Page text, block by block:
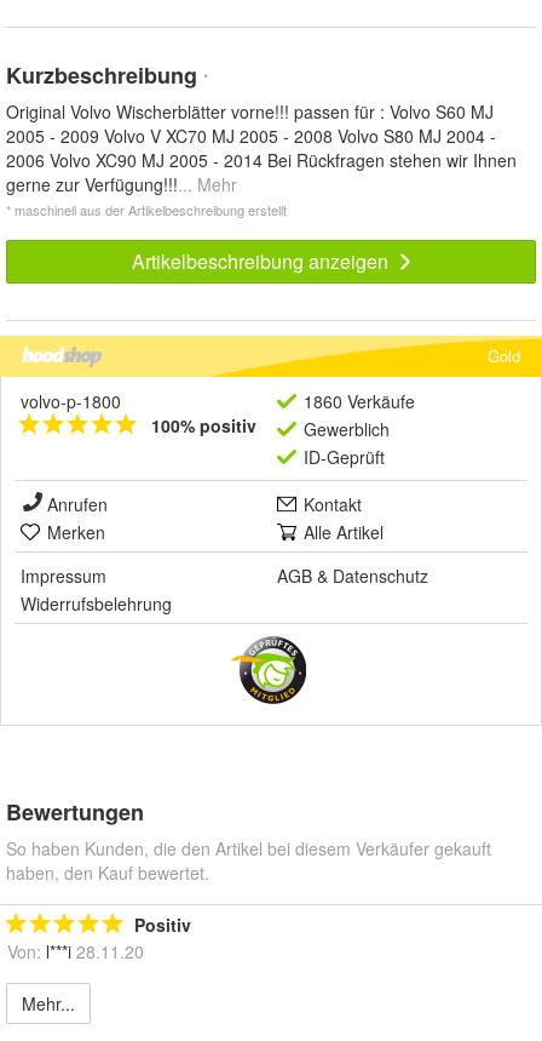
Kurzbeschreibung *
Original Volvo Wischerblätter vorne!!! passen für : Volvo S60 MJ
2005 - 2009 Volvo V XC70 MJ 2005 - 2008 Volvo S80 MJ 2004 -
2006 Volvo XC90 MJ 2005 - 2014 Bei Rückfragen stehen wir Ihnen
gerne zur Verfügung!!!... Mehr
* maschinell aus der Artikelbeschreibung erstellt
Artikelbeschreibung anzeigen
Gold
volvo-p-1800
100% positiv
1860 Verkäufe
Gewerblich
ID-Geprüft
Anrufen
Kontakt
Merken
Alle Artikel
Impressum
AGB & Datenschutz
Widerrufsbelehrung
Bewertungen
So haben Kunden, die den Artikel bei diesem Verkäufer gekauft
haben, den Kauf bewertet.
Positiv
Von: l***i 28.11.20
Mehr...